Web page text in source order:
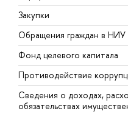
Закупки
Обращения граждан в
Фонд целевого капитала
Противодействие
Сведения о доходах,
обязательствах